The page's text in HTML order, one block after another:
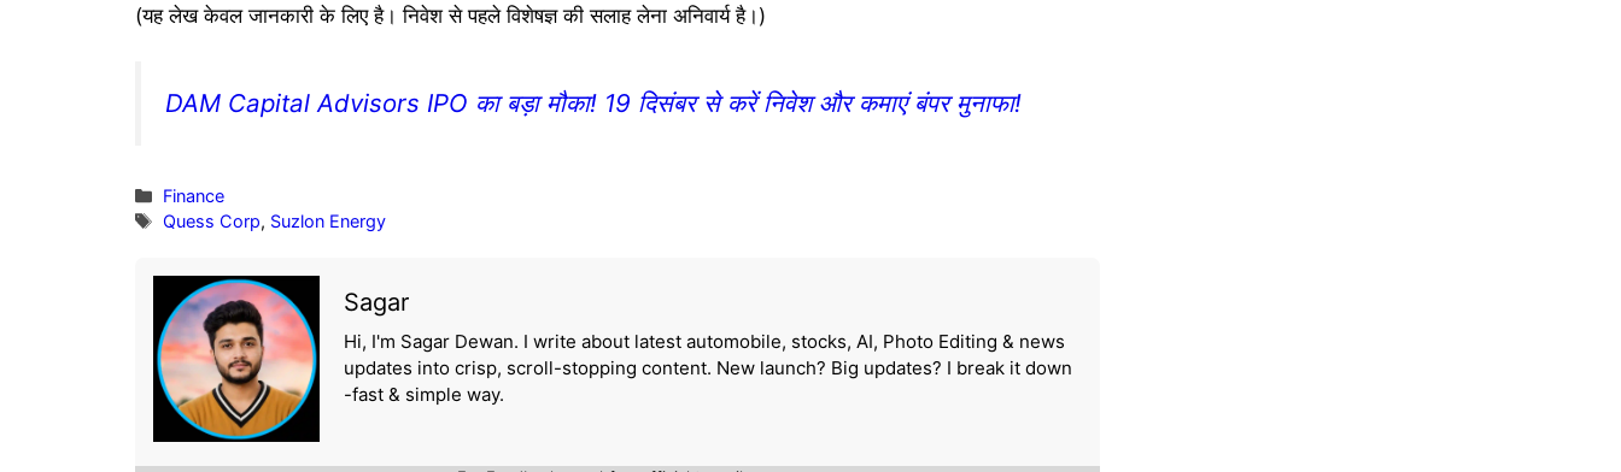
(यह लेख केवल जानकारी के लिए है। निवेश से पहले विशेषज्ञ की सलाह लेना अनिवार्य है।)
DAM Capital Advisors IPO का बड़ा मौका! 19 दिसंबर से करें निवेश और कमाएं बंपर मुनाफा!
Categories
Finance
Tags
Quess Corp, Suzlon Energy
Sagar
Hi, I'm Sagar Dewan. I write about latest automobile, stocks, AI, Photo Editing & news
updates into crisp, scroll-stopping content. New launch? Big updates? I break it down
-fast & simple way.